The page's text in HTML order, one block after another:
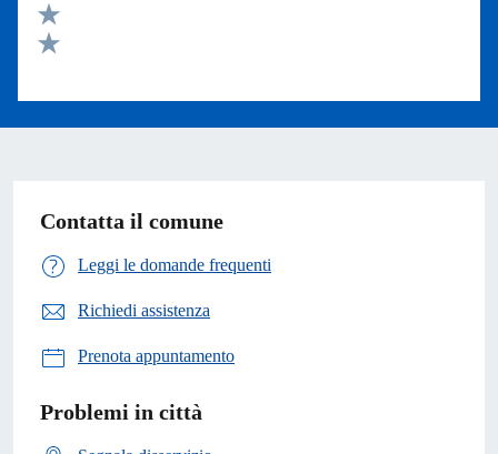
Valuta 3 stelle su 5
Valuta 2 stelle su 5
Contatta il comune
Leggi le domande frequenti
Richiedi assistenza
Prenota appuntamento
Problemi in città